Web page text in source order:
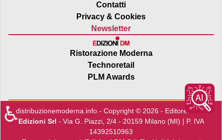
Contatti
Privacy & Cookies
Newsletter
Ristorazione Moderna
Technoretail
PLM Awards
distribuzionemoderna.info - Copyright © 2026 - Editore:Edra
Edizioni Srl - Via G. Piazzi, 2/4 - 20159 Milano (MI) | P. IVA
14392510963